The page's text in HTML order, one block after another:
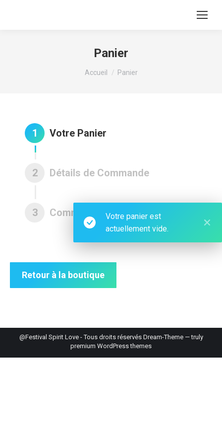
Panier
Vous êtes ici :
Accueil Panier
Votre Panier
1
Détails de Commande
2
Commande terminée
3
Votre panier est
actuellement vide.
Retour à la boutique
@Festival Spirit Love - Tous droits réservés Dream-Theme — truly
premium WordPress themes